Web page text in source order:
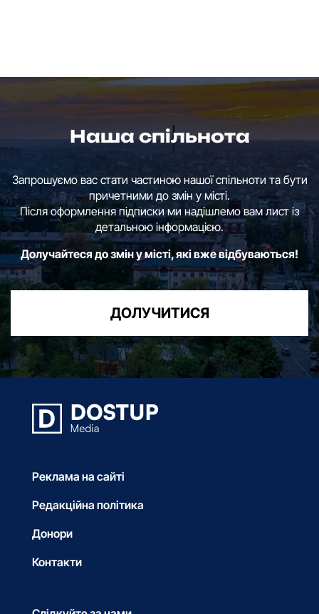
Наша спільнота
Запрошуємо вас стати частиною нашої спільноти та бути
причетними до змін у місті.
Після оформлення підписки ми надішлемо вам лист із
детальною інформацією.
Долучайтеся до змін у місті, які вже відбуваються!
ДОЛУЧИТИСЯ
Реклама на сайті
Редакційна політика
Донори
Контакти